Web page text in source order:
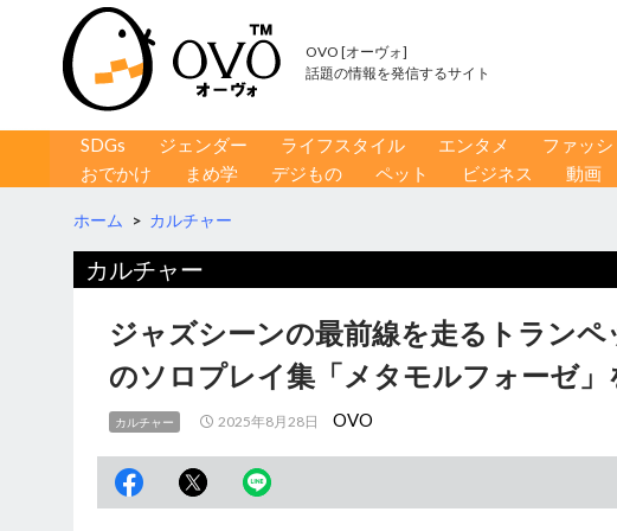
OVO [オーヴォ]
話題の情報を発信するサイト
コンテンツへ移動
SDGs ジェンダー ライフスタイル エンタメ ファッシ
おでかけ
まめ学 デジもの ペット ビジネス 動画
ホーム > カルチャー
カルチャー
ジャズシーンの最前線を走るトラン
のソロプレイ集「メタモルフォーゼ」
カルチャー 2025年8月28日 OVO